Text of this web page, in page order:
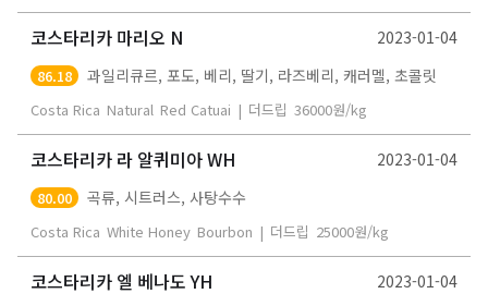
코스타리카 마리오 N 2023-01-04
86.18 과일리큐르, 포도, 베리, 딸기, 라즈베리, 캐러멜, 초콜릿
Costa Rica Natural Red Catuai | 더드립 36000원/kg
코스타리카 라 알퀴미아 WH 2023-01-04
80.00 곡류, 시트러스, 사탕수수
Costa Rica White Honey Bourbon | 더드립 25000원/kg
코스타리카 엘 베나도 YH 2023-01-04